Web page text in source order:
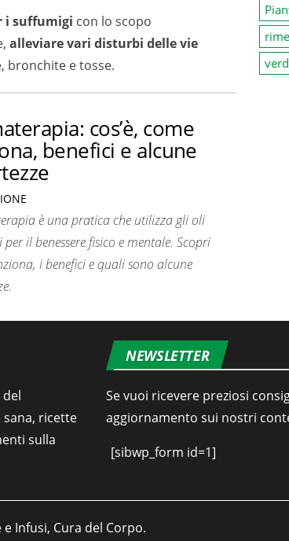
i suffumigi con lo scopo
alleviare vari disturbi delle vie
bronchite e tosse.
cos’è, come
benefici e alcune
è una pratica che utilizza gli oli
per il benessere fisico e mentale. Scopri
i benefici e quali sono alcune
sana, ricette
sulla
NEWSLETTER
Se vuoi ricevere preziosi
aggiornamento sui nostri
[sibwp_form id=1]
Infusi, Cura del Corpo.